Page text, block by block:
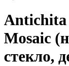
Antichita
Mosaic
стекло,